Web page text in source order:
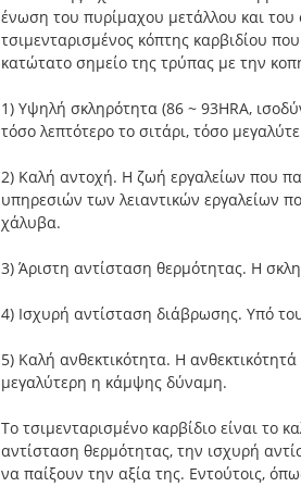
ένωση του πυρίμαχου μετάλλου και του
τσιμενταρισμένος κόπτης καρβιδίου
κατώτατο σημείο της τρύπας με την
1) Υψηλή σκληρότητα (86 ~ 93HRA,
τόσο λεπτότερο το σιτάρι, τόσο
2) Καλή αντοχή. Η ζωή εργαλείων που
υπηρεσιών των λειαντικών εργαλείων
χάλυβα.
3) Άριστη αντίσταση θερμότητας. Η
4) Ισχυρή αντίσταση διάβρωσης. Υπό
5) Καλή ανθεκτικότητα. Η
μεγαλύτερη η κάμψης δύναμη.
Το τσιμενταρισμένο καρβίδιο είναι το
αντίσταση θερμότητας, την ισχυρή
να παίξουν την αξία της. Εντούτοις,